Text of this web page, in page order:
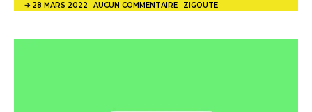
28 MARS 2022 AUCUN COMMENTAIRE ZIGOUTE